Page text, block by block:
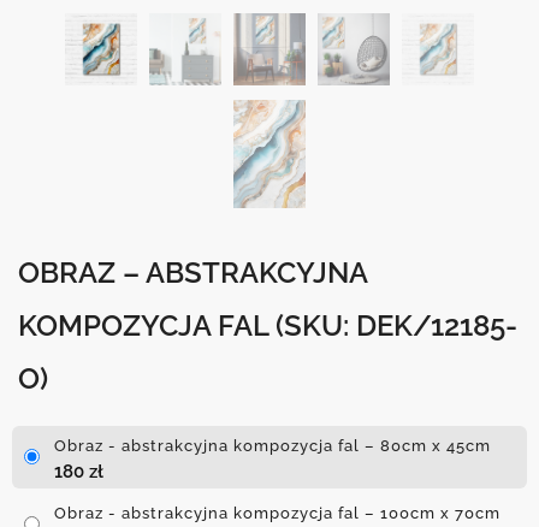
OBRAZ – ABSTRAKCYJNA
KOMPOZYCJA FAL (SKU: DEK/12185-
O)
Obraz - abstrakcyjna kompozycja fal – 80cm x 45cm
180 zł
Obraz - abstrakcyjna kompozycja fal – 100cm x 70cm